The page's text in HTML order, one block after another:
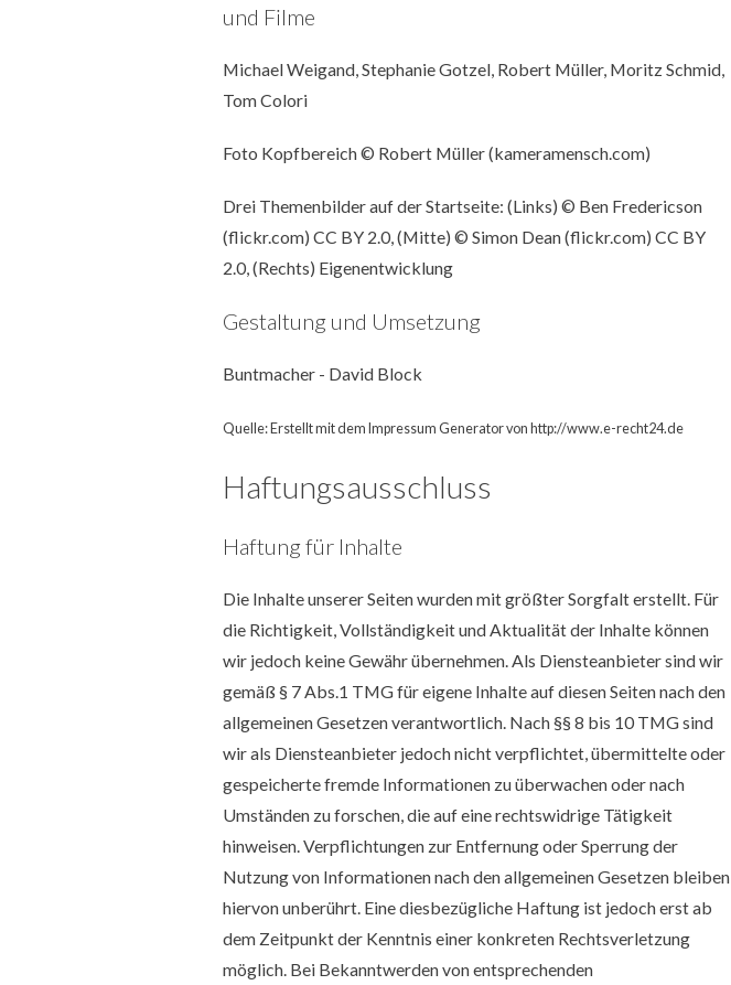
und Filme
Michael Weigand,Stephanie Gotzel, Robert Müller, Moritz Schmid,
Tom Colori
Foto Kopfbereich © Robert Müller (kameramensch.com)
Drei Themenbilder auf der Startseite: (Links) © Ben Fredericson
(flickr.com) CC BY 2.0, (Mitte) © Simon Dean (flickr.com) CC BY
2.0, (Rechts) Eigenentwicklung
Gestaltung und Umsetzung
Buntmacher - David Block
Quelle: Erstellt mit dem Impressum Generator vonhttp://www.e-recht24.de
Haftungsausschluss
Haftung für Inhalte
Die Inhalte unserer Seiten wurden mit größter Sorgfalt erstellt. Für
die Richtigkeit, Vollständigkeit und Aktualität der Inhalte können
wir jedoch keine Gewähr übernehmen. Als Diensteanbieter sind wir
gemäß § 7 Abs.1 TMG für eigene Inhalte auf diesen Seiten nach den
allgemeinen Gesetzen verantwortlich. Nach §§ 8 bis 10 TMG sind
wir als Diensteanbieter jedoch nicht verpflichtet, übermittelte oder
gespeicherte fremde Informationen zu überwachen oder nach
Umständen zu forschen, die auf eine rechtswidrige Tätigkeit
hinweisen. Verpflichtungen zur Entfernung oder Sperrung der
Nutzung von Informationen nach den allgemeinen Gesetzen bleiben
hiervon unberührt. Eine diesbezügliche Haftung ist jedoch erst ab
dem Zeitpunkt der Kenntnis einer konkreten Rechtsverletzung
möglich. Bei Bekanntwerden von entsprechenden